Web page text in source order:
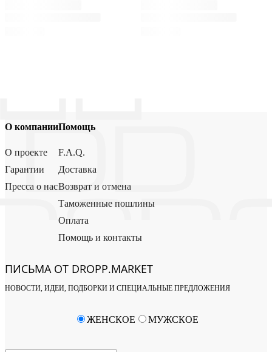
О компании
О проекте
Гарантии
Пресса о нас
Помощь
F.A.Q.
Доставка
Возврат и отмена
Таможенные пошлины
Оплата
Помощь и контакты
ПИСЬМА ОТ DROPP.MARKET
НОВОСТИ, ИДЕИ, ПОДБОРКИ И СПЕЦИАЛЬНЫЕ ПРЕДЛОЖЕНИЯ
ЖЕНСКОЕ МУЖСКОЕ